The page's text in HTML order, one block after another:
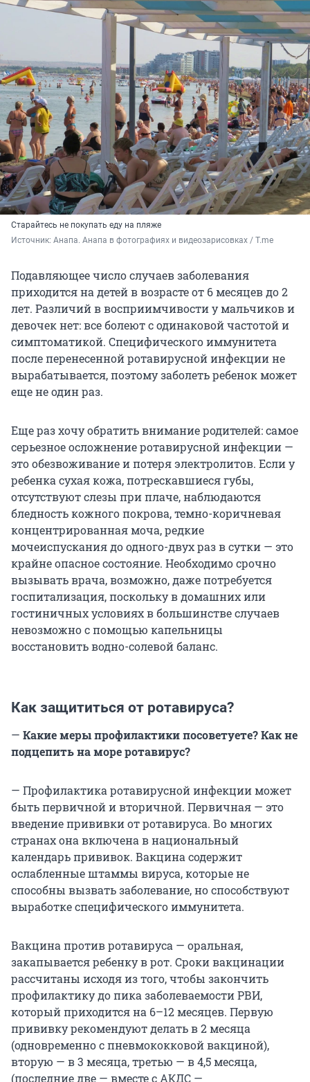
Старайтесь не покупать еду на пляже
Источник: Анапа. Анапа в фотографиях и видеозарисовках / T.me
Подавляющее число случаев заболевания
приходится на детей в возрасте от 6 месяцев до 2
лет. Различий в восприимчивости у мальчиков и
девочек нет: все болеют с одинаковой частотой и
симптоматикой. Специфического иммунитета
после перенесенной ротавирусной инфекции не
вырабатывается, поэтому заболеть ребенок может
еще не один раз.
Еще раз хочу обратить внимание родителей: самое
серьезное осложнение ротавирусной инфекции —
это обезвоживание и потеря электролитов. Если у
ребенка сухая кожа, потрескавшиеся губы,
отсутствуют слезы при плаче, наблюдаются
бледность кожного покрова, темно-коричневая
концентрированная моча, редкие
мочеиспускания до одного-двух раз в сутки — это
крайне опасное состояние. Необходимо срочно
вызывать врача, возможно, даже потребуется
госпитализация, поскольку в домашних или
гостиничных условиях в большинстве случаев
невозможно с помощью капельницы
восстановить водно-солевой баланс.
Как защититься от ротавируса?
— Какие меры профилактики посоветуете? Как не
подцепить на море ротавирус?
— Профилактика ротавирусной инфекции может
быть первичной и вторичной. Первичная — это
введение прививки от ротавируса. Во многих
странах она включена в национальный
календарь прививок. Вакцина содержит
ослабленные штаммы вируса, которые не
способны вызвать заболевание, но способствуют
выработке специфического иммунитета.
Вакцина против ротавируса — оральная,
закапывается ребенку в рот. Сроки вакцинации
рассчитаны исходя из того, чтобы закончить
профилактику до пика заболеваемости РВИ,
который приходится на 6–12 месяцев. Первую
прививку рекомендуют делать в 2 месяца
(одновременно с пневмококковой вакциной),
вторую — в 3 месяца, третью — в 4,5 месяца,
(последние две — вместе с АКДС —